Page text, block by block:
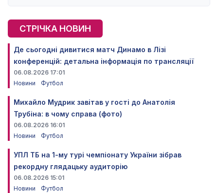
СТРІЧКА НОВИН
Де сьогодні дивитися матч Динамо в Лізі
конференцій: детальна інформація по трансляції
06.08.2026 17:01
Новини
Футбол
Михайло Мудрик завітав у гості до Анатолія
Трубіна: в чому справа (фото)
06.08.2026 16:01
Новини
Футбол
УПЛ ТБ на 1-му турі чемпіонату України зібрав
рекордну глядацьку аудиторію
06.08.2026 15:01
Новини
Футбол